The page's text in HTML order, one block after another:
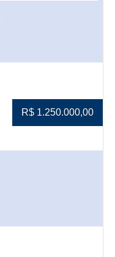
R$ 1.250.000,00